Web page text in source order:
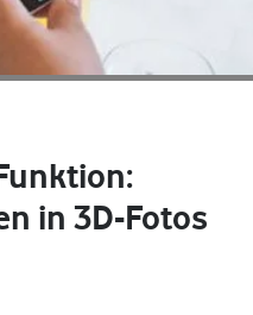
in 3D-Fotos